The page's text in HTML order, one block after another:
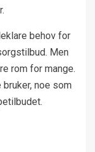
behov for
Men
rom for mange.
noe som